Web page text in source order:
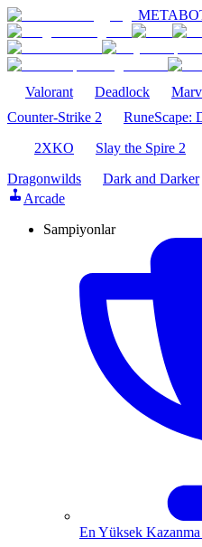
Valorant Deadlock
Counter-Strike 2
RuneScape:
2XKO
Slay the Spire 2
Dragonwilds
Dark and Darker
Arcade
Sampiyonlar
En Yüksek Kazanma